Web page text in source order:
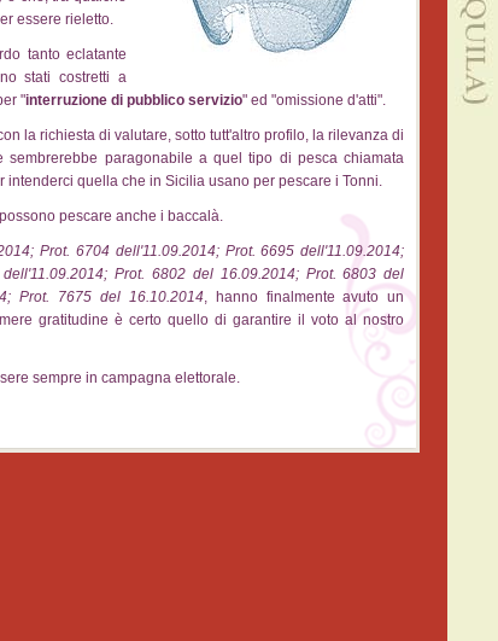
essere rieletto.
tanto eclatante
stati costretti a
"interruzione di pubblico servizio" ed "omissione d'atti".
la richiesta di valutare, sotto tutt'altro profilo, la rilevanza di
sembrerebbe paragonabile a quel tipo di pesca chiamata
intenderci quella che in Sicilia usano per pescare i Tonni.
pescare anche i baccalà.
Prot. 6704 dell'11.09.2014; Prot. 6695 dell'11.09.2014;
Prot. 6802 del 16.09.2014; Prot. 6803 del
Prot. 7675 del 16.10.2014, hanno finalmente avuto un
gratitudine è certo quello di garantire il voto al nostro
sempre in campagna elettorale.